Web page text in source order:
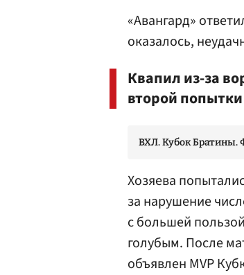
«Авангард»
оказалось,
Квапил из-за
второй
ВХЛ. Кубок Братины.
Хозяева
за нарушение
с большей
голубым. После
объявлен MVP